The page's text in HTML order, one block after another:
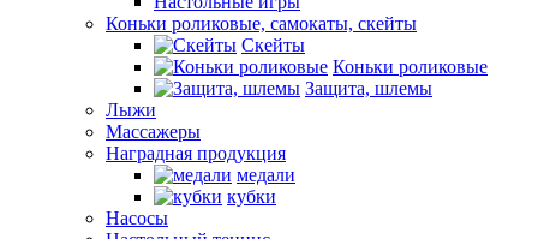
Коньки роликовые, самокаты, скейты
Скейты
Коньки роликовые
Защита, шлемы
Лыжи
Массажеры
Наградная продукция
медали
кубки
Насосы